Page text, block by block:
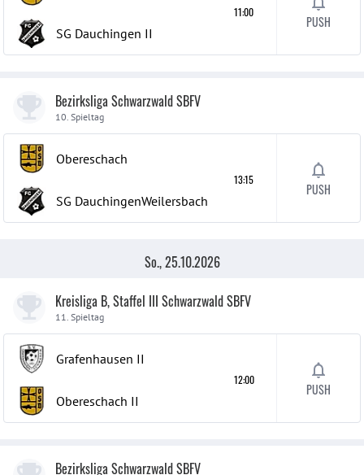
SG Dauchingen II
11:00
PUSH
Bezirksliga Schwarzwald SBFV
10. Spieltag
Obereschach
SG DauchingenWeilersbach
13:15
PUSH
So., 25.10.2026
Kreisliga B, Staffel III Schwarzwald SBFV
11. Spieltag
Grafenhausen II
Obereschach II
12:00
PUSH
Bezirksliga Schwarzwald SBFV